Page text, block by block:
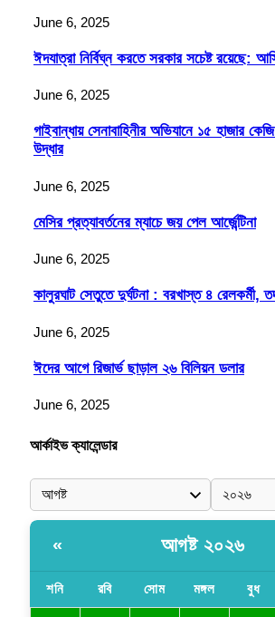
June 6, 2025
ঈদযাত্রা নির্বিঘ্ন করতে সরকার সচেষ্ট রয়েছে:
June 6, 2025
গাইবান্ধায় সেনাবাহিনীর অভিযানে ১৫ হাজার
উদ্ধার
June 6, 2025
মেসির প্রত্যাবর্তনের ম্যাচে জয় পেল আর্জেন্টিনা
June 6, 2025
কালুরঘাট সেতুতে দুর্ঘটনা : বরখাস্ত ৪ রেলকর্মী,
June 6, 2025
ঈদের আগে রিজার্ভ ছাড়াল ২৬ বিলিয়ন ডলার
June 6, 2025
আর্কাইভ ক্যালেন্ডার
« আগষ্ট ২০২৬
শনি রবি সোম মঙ্গল বুধ